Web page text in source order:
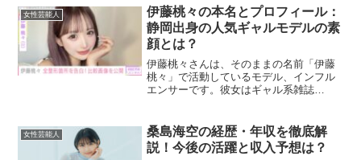
とせよしのに現在、彼氏はいる？2024年
現在、ちとせよしのさん...
女性芸能人
伊藤桃々の本名とプロフィール：
静岡出身の人気ギャルモデルの素
顔とは？
伊藤桃々さんは、そのままの名前「伊藤
桃々」で活動しているモデル、インフル
エンサーです。彼女はギャル系雑誌
くのフォロワーを抱え、ティーン世代を
中心に支持を集めていま...
女性芸能人
桑島海空の経歴・年収を徹底解
説！今後の活躍と収入予想は？